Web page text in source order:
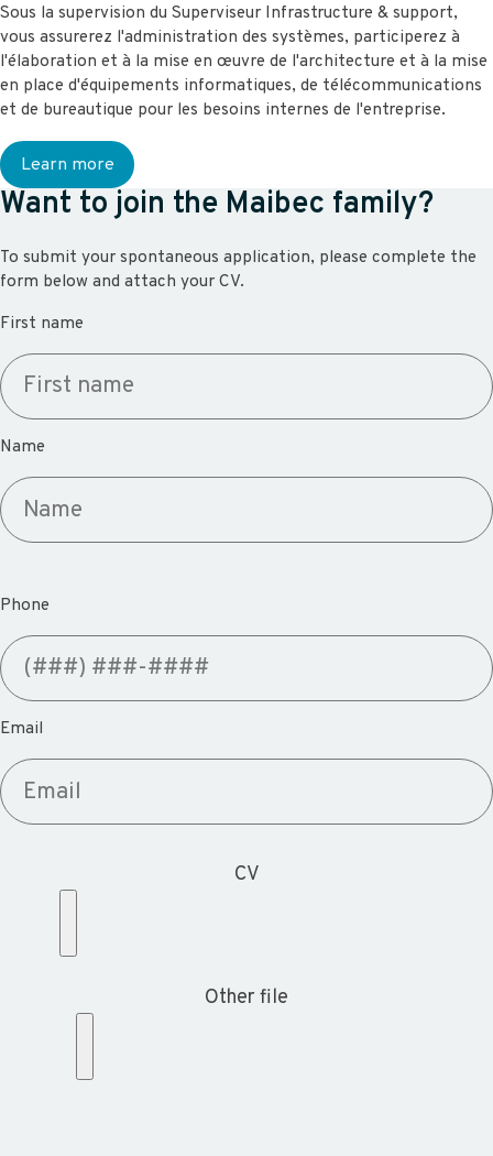
Sous la supervision du Superviseur Infrastructure & support,
vous assurerez l'administration des systèmes, participerez à
l'élaboration et à la mise en œuvre de l'architecture et à la mise
en place d'équipements informatiques, de télécommunications
et de bureautique pour les besoins internes de l'entreprise.
Learn more
Want to join the Maibec family?
To submit your spontaneous application, please complete the
form below and attach your CV.
First name
Name
Phone
Email
CV
Other file